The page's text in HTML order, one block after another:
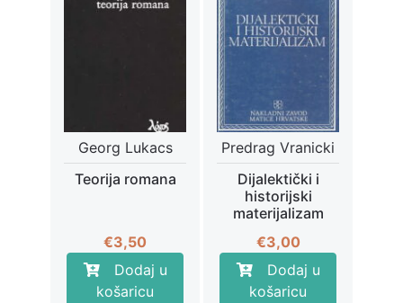
Georg Lukacs
Teorija romana
€3,50
Dodaj u
košaricu
Predrag Vranicki
Dijalektički i
historijski
materijalizam
€3,00
Dodaj u
košaricu